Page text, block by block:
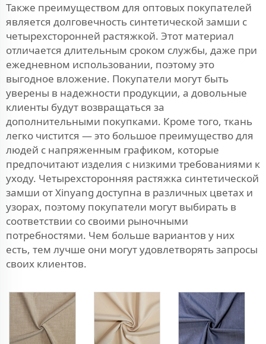
Также преимуществом для оптовых покупателей
является долговечность синтетической замши с
четырехсторонней растяжкой. Этот материал
отличается длительным сроком службы, даже при
ежедневном использовании, поэтому это
выгодное вложение. Покупатели могут быть
уверены в надежности продукции, а довольные
клиенты будут возвращаться за
дополнительными покупками. Кроме того, ткань
легко чистится — это большое преимущество для
людей с напряженным графиком, которые
предпочитают изделия с низкими требованиями к
уходу. Четырехсторонняя растяжка синтетической
замши от Xinyang доступна в различных цветах и
узорах, поэтому покупатели могут выбирать в
соответствии со своими рыночными
потребностями. Чем больше вариантов у них
есть, тем лучше они могут удовлетворять запросы
своих клиентов.